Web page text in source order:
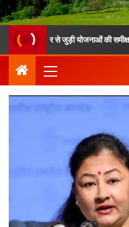
से जुड़ी योजनाओं की समीक्षा